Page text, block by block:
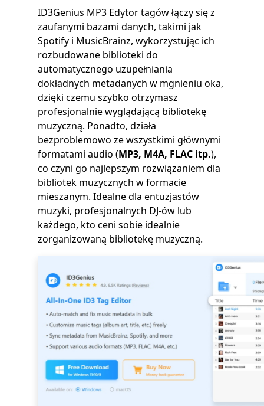
ID3Genius MP3 Edytor tagów łączy się z
zaufanymi bazami danych, takimi jak
Spotify i MusicBrainz, wykorzystując ich
rozbudowane biblioteki do
automatycznego uzupełniania
dokładnych metadanych w mgnieniu oka,
dzięki czemu szybko otrzymasz
profesjonalnie wyglądającą bibliotekę
muzyczną. Ponadto, działa
bezproblemowo ze wszystkimi głównymi
formatami audio (MP3, M4A, FLAC itp.),
co czyni go najlepszym rozwiązaniem dla
bibliotek muzycznych w formacie
mieszanym. Idealne dla entuzjastów
muzyki, profesjonalnych DJ-ów lub
każdego, kto ceni sobie idealnie
zorganizowaną bibliotekę muzyczną.